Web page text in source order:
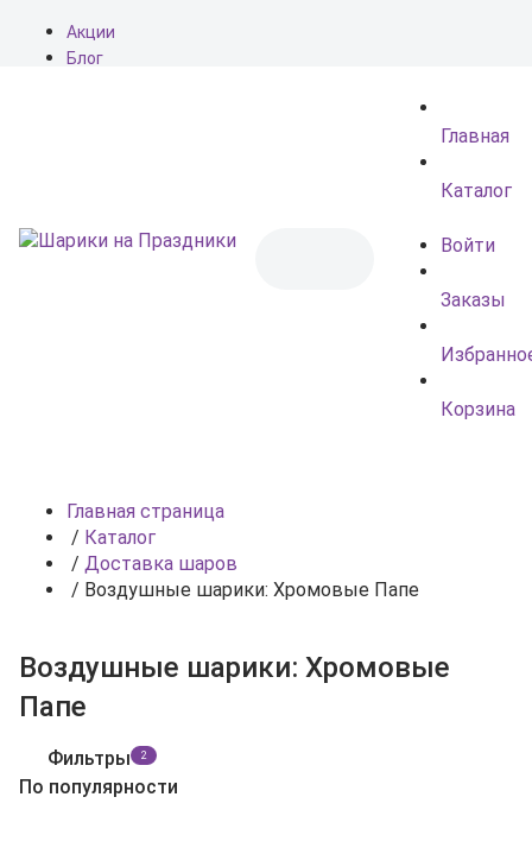
Акции
Блог
Главная
Каталог
Войти
Заказы
Корзина
Главная страница
/ Каталог
/ Доставка шаров
/
Воздушные шарики: Хромовые Папе
Воздушные шарики: Хромовые
Папе
Фильтры 2
По популярности